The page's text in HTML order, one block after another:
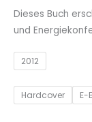
Dieses Buch
und
2012
Hardcover E-